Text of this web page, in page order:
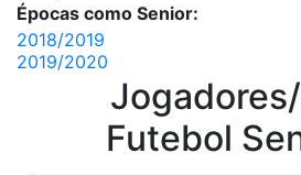
Épocas como Senior:
2018/2019
2019/2020
Futebol